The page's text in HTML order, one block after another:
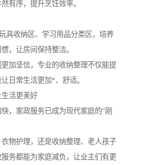
有序，提升烹饪效率。
具收纳区、学习用品分类区，培养
，让房间保持整洁。
加坚信，专业的收纳整理不仅能提
日常生活更加*、舒适。
活更美好
，家政服务已成为现代家庭的“刚
物护理，还是收纳整理、老人孩子
务都能为家庭减负，让业主们有更